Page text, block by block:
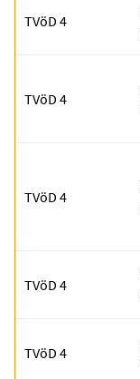
TVöD 4
TVöD 4
TVöD 4
TVöD 4
TVöD 4